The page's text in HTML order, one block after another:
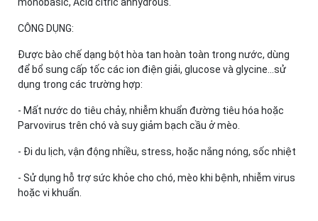
CÔNG DỤNG:
Được bào chế dạng bột hòa tan hoàn toàn trong nước, dùng
để bổ sung cấp tốc các ion điện giải, glucose và glycine…sử
dụng trong các trường hợp:
- Mất nước do tiêu chảy, nhiễm khuẩn đường tiêu hóa hoặc
Parvovirus trên chó và suy giảm bạch cầu ở mèo.
- Đi du lịch, vận động nhiều, stress, hoặc nắng nóng, sốc nhiệt
- Sử dụng hỗ trợ sức khỏe cho chó, mèo khi bệnh, nhiễm virus
hoặc vi khuẩn.